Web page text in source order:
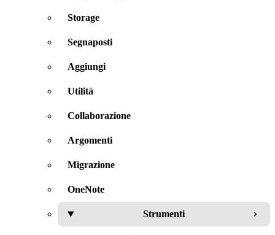
Storage
Segnaposti
Aggiungi
Utilità
Collaborazione
Argomenti
Migrazione
OneNote
Strumenti